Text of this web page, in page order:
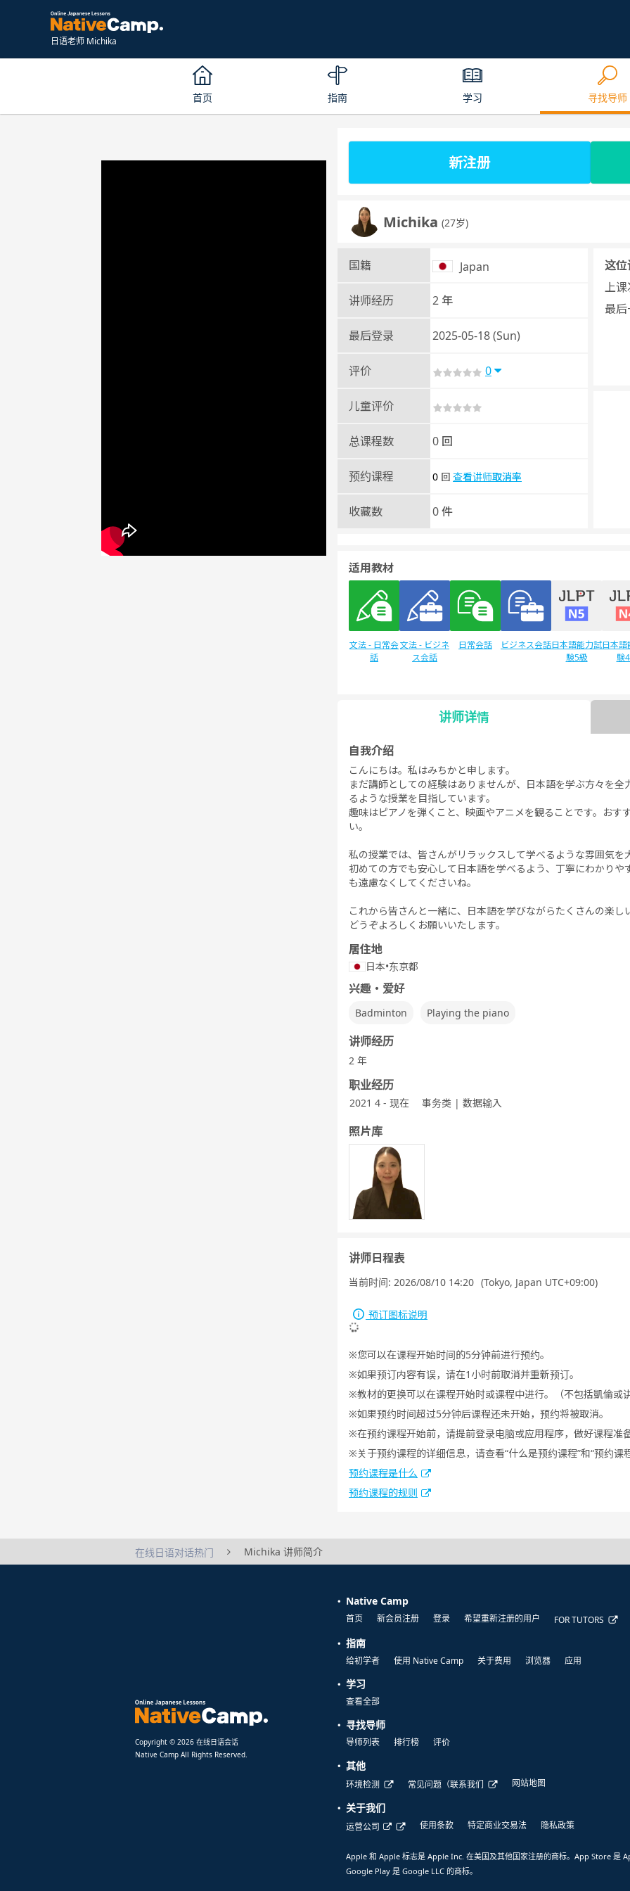
日语老师 Michika
首页 指南 学习 寻找导师
新注册
Michika (27岁)
国籍 Japan
讲师经历 2 年
最后登录 2025-05-18 (Sun)
评价 0
儿童评价
总课程数 0 回
预约课程 0 回 查看讲师取消率
收藏数 0 件
这
上课
最后
适用教材
文法 - 日常会
話
文法 - ビジネ
ス会話
日常会話 ビジネス会話日本語能力試
験5級
日本語
験
讲师详情
自我介绍
こんにちは。私はみちかと申します。
まだ講師としての経験はありませんが、日本語を学ぶ方々を
るような授業を目指しています。
趣味はピアノを弾くこと、映画やアニメを観ることです。おす
い。
私の授業では、皆さんがリラックスして学べるような雰囲気を
初めての方でも安心して日本語を学べるよう、丁寧にわかり
も遠慮なくしてくださいね。
これから皆さんと一緒に、日本語を学びながらたくさんの楽し
どうぞよろしくお願いいたします。
居住地
日本•东京都
兴趣・爱好
Badminton Playing the piano
讲师经历
2 年
职业经历
2021 4 - 现在 事务类 | 数据输入
照片库
讲师日程表
当前时间: 2026/08/10 14:20 (Tokyo, Japan UTC+09:00)
预订图标说明
您可以在课程开始时间的5分钟前进行预约。
如果预订内容有误，请在1小时前取消并重新预订。
教材的更换可以在课程开始时或课程中进行。（不包括凱倫或
如果预约时间超过5分钟后课程还未开始，预约将被取消。
在预约课程开始前，请提前登录电脑或应用程序，做好课程准备
关于预约课程的详细信息，请查看“什么是预约课程”和“预约课
预约课程是什么
预约课程的规则
在线日语对话热门 Michika 讲师简介
Copyright © 2026 在线日语会话
Native Camp All Rights Reserved.
Native Camp
首页 新会员注册 登录 希望重新注册的用户 FOR TUTORS
指南
给初学者 使用 Native Camp 关于费用 浏览器 应用
学习
查看全部
寻找导师
导师列表 排行榜 评价
其他
环境检测 常见问题（联系我们 网站地图
关于我们
运营公司 使用条款 特定商业交易法 隐私政策
Apple 和 Apple 标志是 Apple Inc. 在美国及其他国家注册的商标。App Store 是
Google Play 是 Google LLC 的商标。